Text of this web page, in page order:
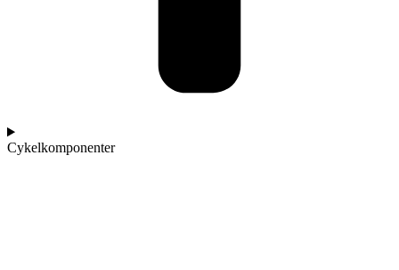
Cykelkomponenter